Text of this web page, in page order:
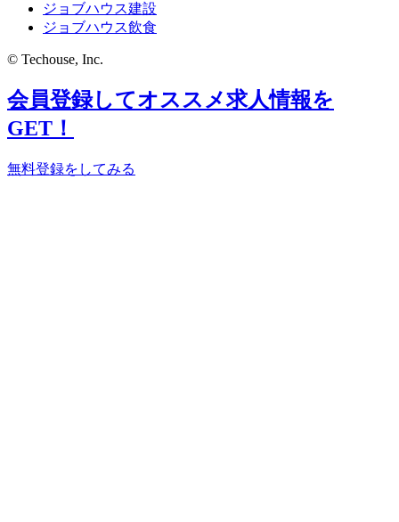
ジョブハウス建設
ジョブハウス飲食
© Techouse, Inc.
会員登録してオススメ求人情報を
GET！
無料登録をしてみる